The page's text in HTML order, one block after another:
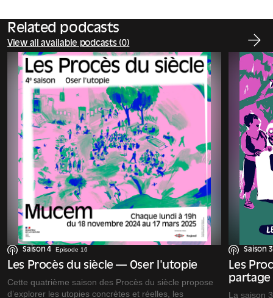
Related podcasts
View all available podcasts (0)
Saison 4 Episode 16
Les Procès du siècle — Oser l'utopie
Cette quatrième saison des Procès du siècle propose
d’explorer les utopies concrètes et réelles, les
Saison 3
Les
partage
La saison